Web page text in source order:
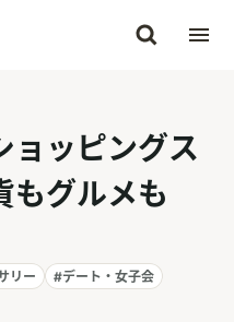
ョッピングス
もグルメも
リー
#デート・女子会